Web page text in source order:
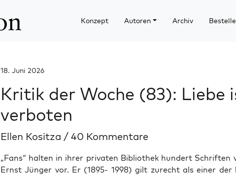
Konzept Autoren Archiv
18. Juni 2026
Kritik der Woche (83): Liebe
verboten
Ellen Kositza / 40 Kommentare
„Fans“ halten in ihrer privaten Bibliothek hundert Schriften
Ernst Jünger vor. Er (1895- 1998) gilt zurecht als einer der